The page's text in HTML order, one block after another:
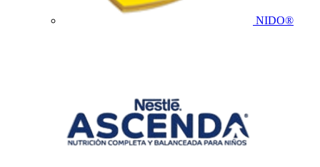
NIDO®